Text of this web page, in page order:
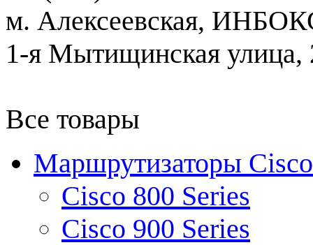
м. Алексеевская,
1-я Мытищинская улица,
Все товары
Маршрутизаторы Cisco
Cisco 800 Series
Cisco 900 Series